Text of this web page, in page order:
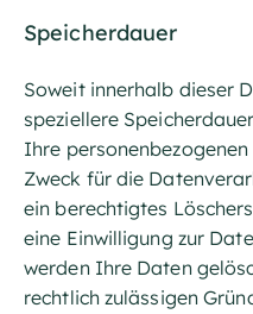
Speicherdauer
Soweit innerhalb dieser
speziellere
Ihre
Zweck für die
ein berechtigtes
eine Einwilligung zur
werden Ihre Daten
rechtlich zulässigen